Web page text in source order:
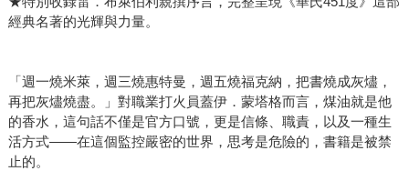
經典名著的光輝與力量。
「週一燒米萊，週三燒惠特曼，週五燒福克納，把書燒成灰燼，
再把灰燼燒盡。」對職業打火員蓋伊．蒙塔格而言，煤油就是他
的香水，這句話不僅是官方口號，更是信條、職責，以及一種生
活方式——在這個監控嚴密的世界，思考是危險的，書籍是被禁
止的。